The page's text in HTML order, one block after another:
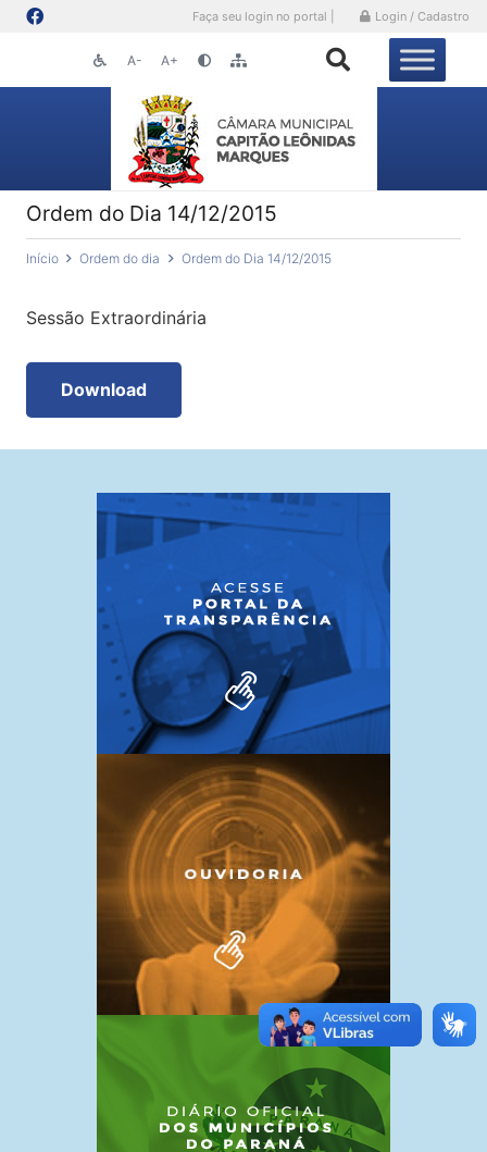
Faça seu login no portal | Login / Cadastro
A- A+
Ordem do Dia 14/12/2015
Início Ordem do dia Ordem do Dia 14/12/2015
Sessão Extraordinária
Download